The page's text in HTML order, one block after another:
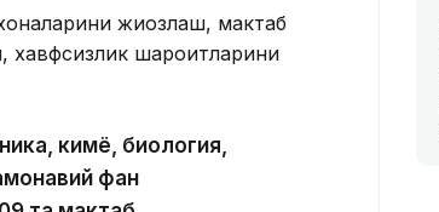
жиҳозлаш, мактаб
хавфсизлик шароитларини
кимё, биология,
фан